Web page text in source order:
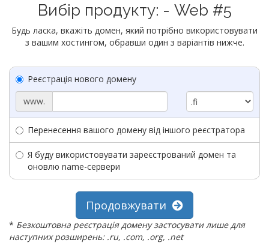
Вибір продукту: - Web #5
Будь ласка, вкажіть домен, який потрібно використовувати
з вашим хостингом, обравши один з варіантів нижче.
Реєстрація нового домену
www.
Перенесення вашого домену від іншого реєстратора
Я буду використовувати зареєстрований домен та
оновлю name-сервери
Продовжувати
* Безкоштовна реєстрація домену застосувати лише для
наступних розширень: .ru, .com, .org, .net